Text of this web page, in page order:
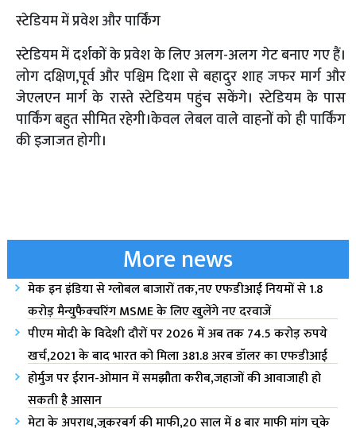
स्टेडियम में प्रवेश और पार्किंग
स्टेडियम में दर्शकों के प्रवेश के लिए अलग-अलग गेट बनाए गए हैं।
लोग दक्षिण,पूर्व और पश्चिम दिशा से बहादुर शाह जफर मार्ग और
जेएलएन मार्ग के रास्ते स्टेडियम पहुंच सकेंगे। स्टेडियम के पास
पार्किंग बहुत सीमित रहेगी।केवल लेबल वाले वाहनों को ही पार्किंग
की इजाजत होगी।
More news
मेक इन इंडिया से ग्लोबल बाजारों तक,नए एफडीआई नियमों से 1.8
करोड़ मैन्युफैक्चरिंग MSME के लिए खुलेंगे नए दरवाजें
पीएम मोदी के विदेशी दौरों पर 2026 में अब तक 74.5 करोड़ रुपये
खर्च,2021 के बाद भारत को मिला 381.8 अरब डॉलर का एफडीआई
होर्मुज पर ईरान-ओमान में समझौता करीब,जहाजों की आवाजाही हो
सकती है आसान
मेटा के अपराध,जुकरबर्ग की माफी,20 साल में 8 बार माफी मांग चुके